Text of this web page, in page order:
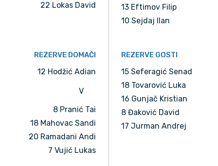
22 Lokas David
13 Eftimov Filip
10 Sejdaj Ilan
REZERVE DOMAČI
12 Hodžić Adian
V
8 Pranić Tai
18 Mahovac Sandi
20 Ramadani Andi
7 Vujić Lukas
REZERVE GOSTI
15 Seferagić Senad
18 Tovarović Luka
16 Gunjač Kristian
8 Đaković David
17 Jurman Andrej